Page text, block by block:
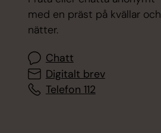
med en präst på kvällar och
nätter.
Chatt
Digitalt brev
Telefon 112